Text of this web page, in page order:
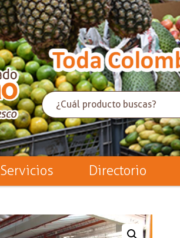
Servicios Directorio